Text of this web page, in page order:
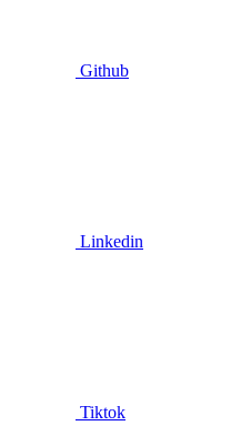
Github
Linkedin
Tiktok